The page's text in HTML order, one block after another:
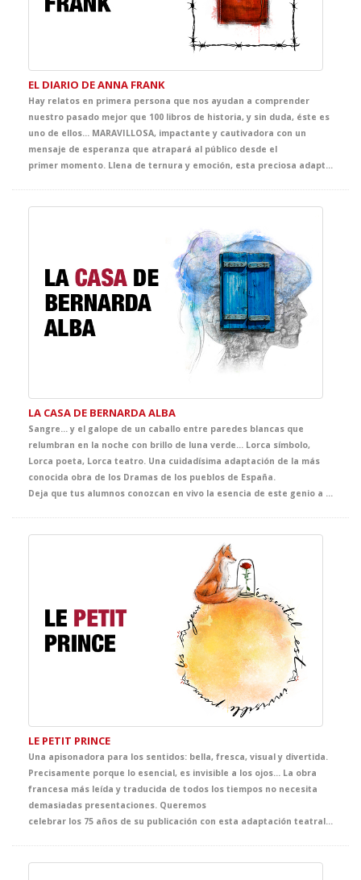
EL DIARIO DE ANNA FRANK
Hay relatos en primera persona que nos ayudan a comprender
nuestro pasado mejor que 100 libros de historia, y sin duda, éste es
uno de ellos... MARAVILLOSA, impactante y cautivadora con un
mensaje de esperanza que atrapará al público desde el
primer momento. Llena de ternura y emoción, esta preciosa adaptación pensada para tus alumnos, es una oportunidad única para meterse en la piel de Anna, deliciosa, llena de vida y curiosidad, en un capítulo de la historia que marcará su destino y el nuestro para siempre.
LA CASA DE BERNARDA ALBA
Sangre... y el galope de un caballo entre paredes blancas que
relumbran en la noche con brillo de luna verde… Lorca símbolo,
Lorca poeta, Lorca teatro. Una cuidadísima adaptación de la más
conocida obra de los Dramas de los pueblos de España.
Deja que tus alumnos conozcan en vivo la esencia de este genio a través de la historia que le ha dado fama mundial. Porque la mejor manera de acercarse a Lorca es... ¡sentirlo!
LE PETIT PRINCE
Una apisonadora para los sentidos: bella, fresca, visual y divertida.
Precisamente porque lo esencial, es invisible a los ojos... La obra
francesa más leída y traducida de todos los tiempos no necesita
demasiadas presentaciones. Queremos
celebrar los 75 años de su publicación con esta adaptación teatral pensada especialmente para los estudiantes más jóvenes de Francés. Un espectáculo con un texto aparentemente sencillo lleno de verdades implacables que se quedarán grabadas para siempre. Una puesta en escena muy cuidada que recrea con maestría y de forma muy visual la fuerza de un discurso genial.